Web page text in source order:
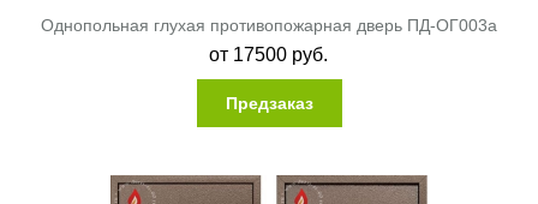
Однопольная глухая противопожарная дверь ПД-ОГ003a
от 17500 руб.
Предзаказ